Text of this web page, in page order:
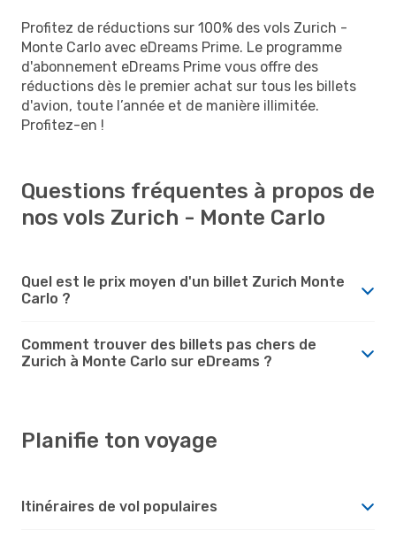
Profitez de réductions sur 100% des vols Zurich -
Monte Carlo avec eDreams Prime. Le programme
d'abonnement eDreams Prime vous offre des
réductions dès le premier achat sur tous les billets
d'avion, toute l’année et de manière illimitée.
Profitez-en !
Questions fréquentes à propos de
nos vols Zurich - Monte Carlo
Quel est le prix moyen d'un billet Zurich Monte
Carlo ?
Comment trouver des billets pas chers de
Zurich à Monte Carlo sur eDreams ?
Planifie ton voyage
Itinéraires de vol populaires